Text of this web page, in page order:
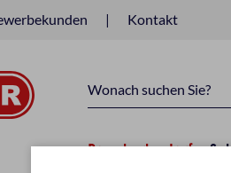
Kontakt
Raucherbedarf